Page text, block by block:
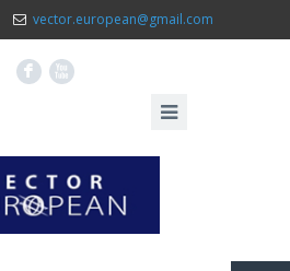
vector.european@gmail.com
F X